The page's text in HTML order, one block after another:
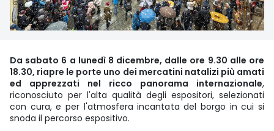
Da sabato 6 a lunedì 8 dicembre, dalle ore 9.30 alle ore
18.30, riapre le porte uno dei mercatini natalizi più amati
ed apprezzati nel ricco panorama internazionale,
riconosciuto per l'alta qualità degli espositori, selezionati
con cura, e per l'atmosfera incantata del borgo in cui si
snoda il percorso espositivo.